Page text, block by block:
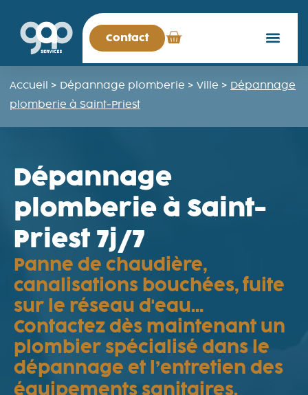
Contact
Accueil > Dépannage plomberie > Ville > Dépannage
plomberie à Saint-Priest
Dépannage
plomberie à Saint-
Priest 7j/7
Panne de chaudière,
canalisations bouchées, fuite
sur le réseau d'eau…
Contactez dès maintenant un
plombier spécialisé dans le
dépannage et l’entretien des
équipements sanitaires.